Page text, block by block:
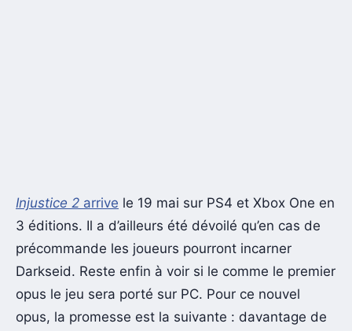
Injustice 2 arrive le 19 mai sur PS4 et Xbox One en
3 éditions. Il a d’ailleurs été dévoilé qu’en cas de
précommande les joueurs pourront incarner
Darkseid. Reste enfin à voir si le comme le premier
opus le jeu sera porté sur PC. Pour ce nouvel
opus, la promesse est la suivante : davantage de